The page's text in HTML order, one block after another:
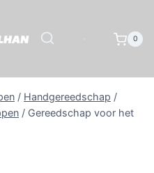
0
/ Handgereedschap /
/ Gereedschap voor het